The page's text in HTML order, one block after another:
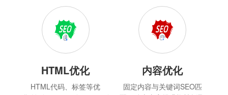
HTML优化
HTML代码、标签等优
内容优化
固定内容与关键词SEO匹